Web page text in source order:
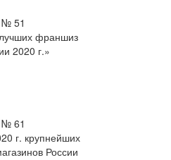
№ 51
франшиз
2020 г.»
№ 61
г. крупнейших
России